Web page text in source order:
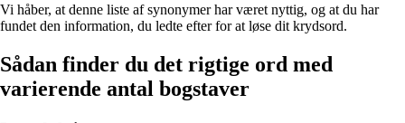
Vi håber, at denne liste af synonymer har været nyttig, og at du har
fundet den information, du ledte efter for at løse dit krydsord.
Sådan finder du det rigtige ord med
varierende antal bogstaver